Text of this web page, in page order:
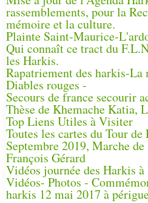
rassemblements, pour la
mémoire et la culture.
Plainte Saint-Maurice-
Qui connaît ce tract du
les Harkis.
Rapatriement des harkis-La
Diables rouges -
Secours de france secourir
Thèse de Khemache Katia,
Top Liens Utiles à Visiter
Toutes les cartes du Tour
Septembre 2019, Marche
François Gérard
Vidéos journée des Harkis
Vidéos- Photos -
harkis 12 mai 2017 à